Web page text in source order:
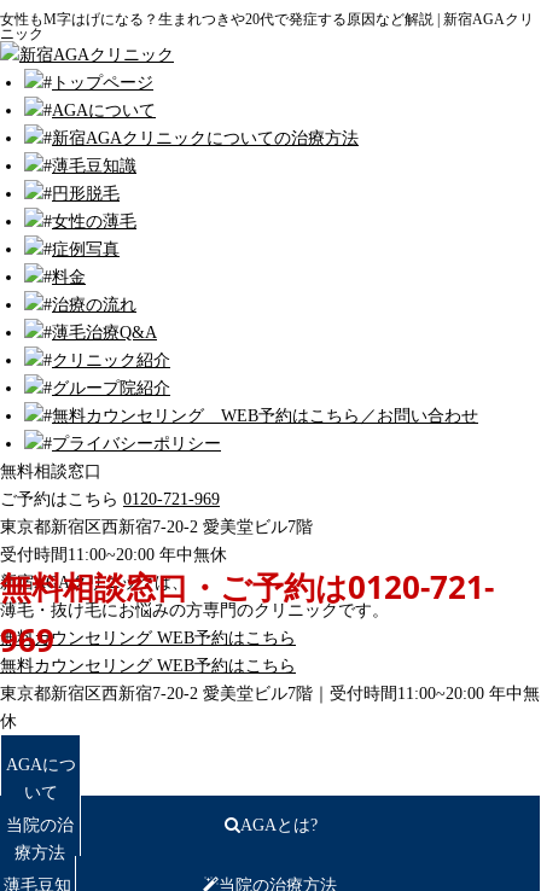
女性もM字はげになる？生まれつきや20代で発症する原因など解説 | 新宿AGAクリ
ニック
トップページ
AGAについて
新宿AGAクリニックについての治療方法
薄毛豆知識
円形脱毛
女性の薄毛
症例写真
料金
治療の流れ
薄毛治療Q&A
クリニック紹介
グループ院紹介
無料カウンセリング WEB予約はこちら／お問い合わせ
プライバシーポリシー
無料相談窓口
ご予約はこちら 0120-721-969
東京都新宿区西新宿7-20-2 愛美堂ビル7階
受付時間11:00~20:00 年中無休
無料相談窓口・ご予約は0120-721-
969
新宿AGAクリニックは、
薄毛・抜け毛にお悩みの方専門のクリニックです。
無料カウンセリング WEB予約はこちら
無料カウンセリング WEB予約はこちら
東京都新宿区西新宿7-20-2 愛美堂ビル7階｜ 受付時間11:00~20:00 年中無
休
AGAにつ
いて
当院の治
療方法
薄毛豆知
AGAとは?
当院の治療方法